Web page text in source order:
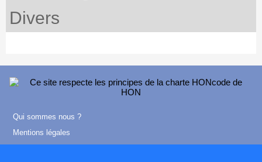
Divers
Qui sommes nous ?
Mentions légales